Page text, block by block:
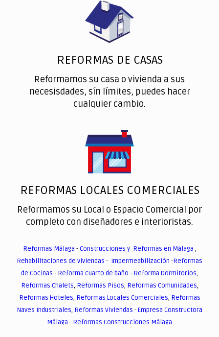
REFORMAS DE CASAS
Reformamos su casa o vivienda a sus
necesisdades, sín límites, puedes hacer
cualquier cambio.
REFORMAS LOCALES COMERCIALES
Reformamos su Local o Espacio Comercial por
completo con diseñadores e interioristas.
Reformas Málaga -Construcciones y Reformas en Málaga ,
Rehabilitaciones de viviendas - Impermeabilización -Reformas
de Cocinas - Reforma cuarto de baño - Reforma Dormitorios,
Reformas Chalets, Reformas Pisos, Reformas Comunidades,
Reformas Hoteles, Reformas Locales Comerciales, Reformas
Naves Industriales, Reformas Viviendas -Empresa Constructora
Málaga - Reformas Construcciones Málaga